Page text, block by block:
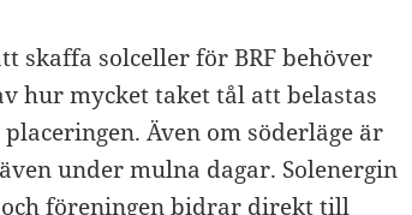
skaffa solceller för BRF behöver
hur mycket taket tål att belastas
Även om söderläge är
under mulna dagar. Solenergin
föreningen bidrar direkt till